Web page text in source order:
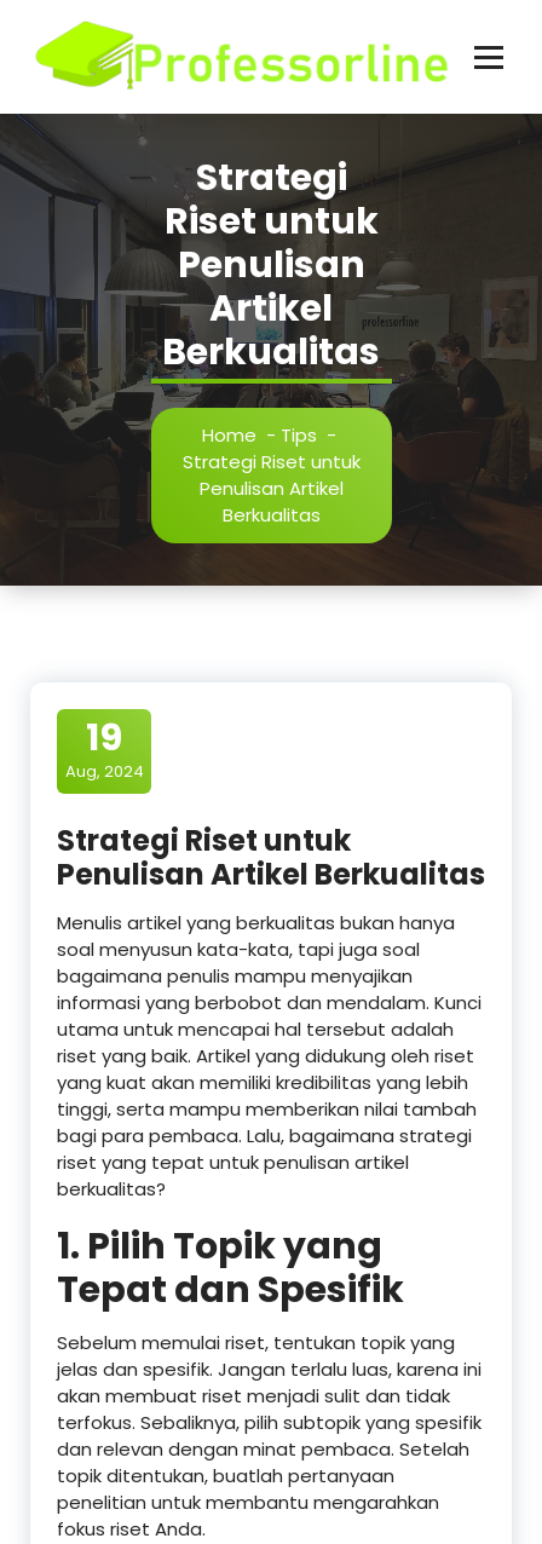
content
Strategi
Riset untuk
Penulisan
Artikel
Berkualitas
Home - Tips -
Strategi Riset untuk
Penulisan Artikel
Berkualitas
19
Aug, 2024
Strategi Riset untuk
Penulisan Artikel Berkualitas
Menulis artikel yang berkualitas bukan hanya
soal menyusun kata-kata, tapi juga soal
bagaimana penulis mampu menyajikan
informasi yang berbobot dan mendalam. Kunci
utama untuk mencapai hal tersebut adalah
riset yang baik. Artikel yang didukung oleh riset
yang kuat akan memiliki kredibilitas yang lebih
tinggi, serta mampu memberikan nilai tambah
bagi para pembaca. Lalu, bagaimana strategi
riset yang tepat untuk penulisan artikel
berkualitas?
1. Pilih Topik yang
Tepat dan Spesifik
Sebelum memulai riset, tentukan topik yang
jelas dan spesifik. Jangan terlalu luas, karena ini
akan membuat riset menjadi sulit dan tidak
terfokus. Sebaliknya, pilih subtopik yang spesifik
dan relevan dengan minat pembaca. Setelah
topik ditentukan, buatlah pertanyaan
penelitian untuk membantu mengarahkan
fokus riset Anda.